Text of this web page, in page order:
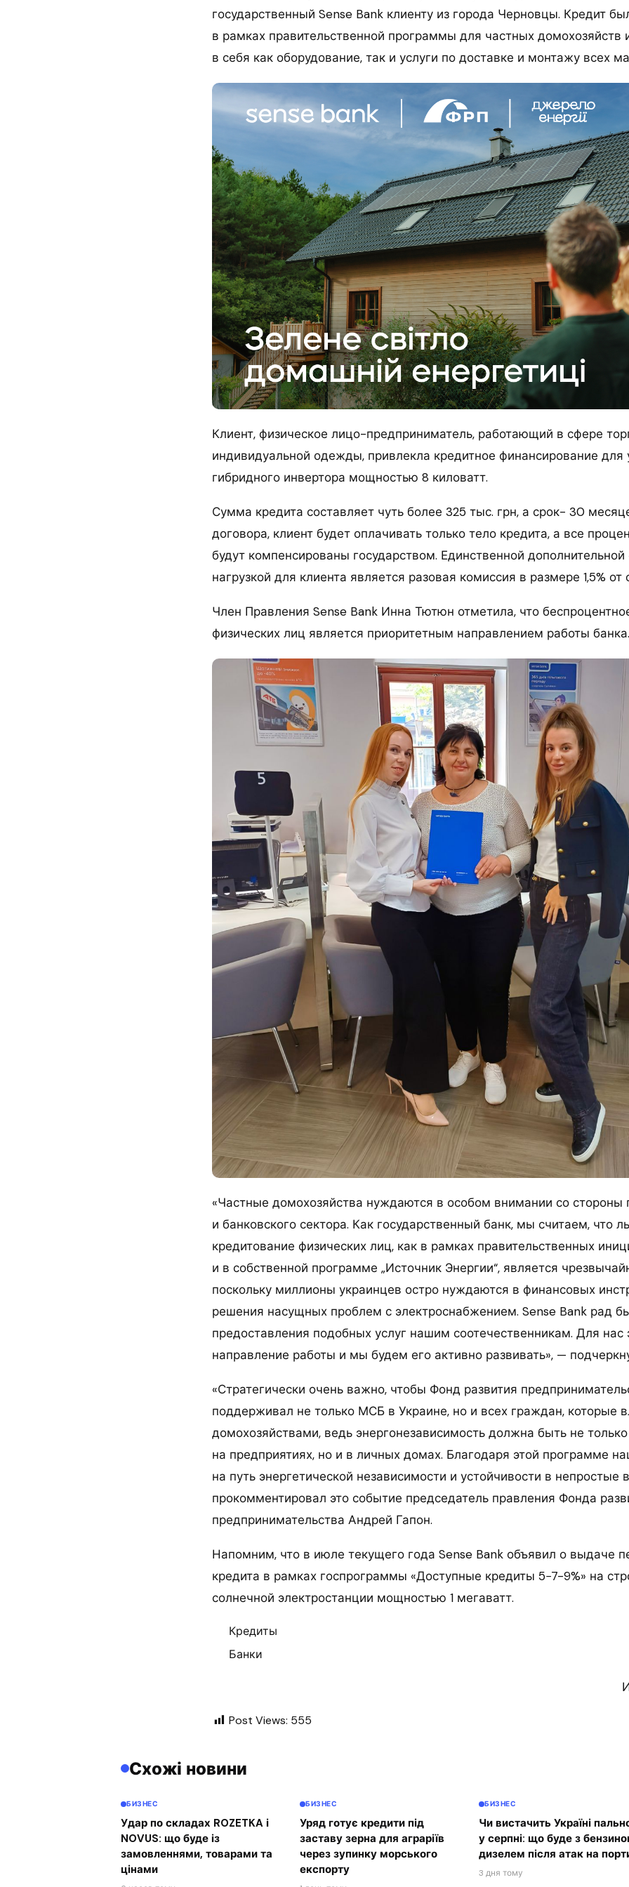
государственный Sense Bank клиенту из города Черновцы. Кредит
в рамках правительственной программы для частных домохозяйств
в себя как оборудование, так и услуги по доставке и монтажу всех
Клиент, физическое лицо-предприниматель, работающий в сфере
индивидуальной одежды, привлекла кредитное финансирование для
гибридного инвертора мощностью 8 киловатт.
Сумма кредита составляет чуть более 325 тыс. грн, а срок- 30
договора, клиент будет оплачивать только тело кредита, а все
будут компенсированы государством. Единственной
нагрузкой для клиента является разовая комиссия в размере 1,5%
Член Правления Sense Bank Инна Тютюн отметила, что
физических лиц является приоритетным направлением работы банка.
«Частные домохозяйства нуждаются в особом внимании со стороны
и банковского сектора. Как государственный банк, мы считаем, что
кредитование физических лиц, как в рамках правительственных
и в собственной программе „Источник Энергии“, является
поскольку миллионы украинцев остро нуждаются в финансовых
решения насущных проблем с электроснабжением. Sense Bank рад
предоставления подобных услуг нашим соотечественникам. Для нас
направление работы и мы будем его активно развивать», —
«Стратегически очень важно, чтобы Фонд развития
поддерживал не только МСБ в Украине, но и всех граждан, которые
домохозяйствами, ведь энергонезависимость должна быть не только
на предприятиях, но и в личных домах. Благодаря этой программе
на путь энергетической независимости и устойчивости в непростые
прокомментировал это событие председатель правления Фонда
предпринимательства Андрей Гапон.
Напомним, что в июле текущего года Sense Bank объявил о выдаче
кредита в рамках госпрограммы «Доступные кредиты 5−7-9%» на
солнечной электростанции мощностью 1 мегаватт.
Кредиты
Банки
Post Views: 555
Схожі новини
БИЗНЕС
Удар по складах ROZETKA і
NOVUS: що буде із
замовленнями, товарами та
цінами
БИЗНЕС
Уряд готує кредити під
заставу зерна для аграріїв
через зупинку морського
експорту
БИЗНЕС
Чи вистачить Україні
у серпні: що буде з
дизелем після атак на
3 дня тому